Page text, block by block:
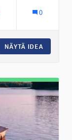
0
NÄYTÄ IDEA